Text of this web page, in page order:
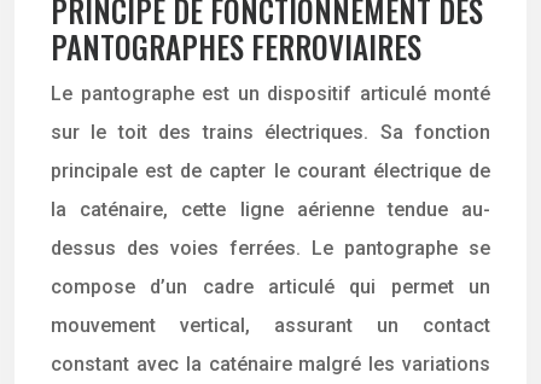
PRINCIPE DE FONCTIONNEMENT DES
PANTOGRAPHES FERROVIAIRES
Le pantographe est un dispositif articulé monté
sur le toit des trains électriques. Sa fonction
principale est de capter le courant électrique de
la caténaire, cette ligne aérienne tendue au-
dessus des voies ferrées. Le pantographe se
compose d’un cadre articulé qui permet un
mouvement vertical, assurant un contact
constant avec la caténaire malgré les variations